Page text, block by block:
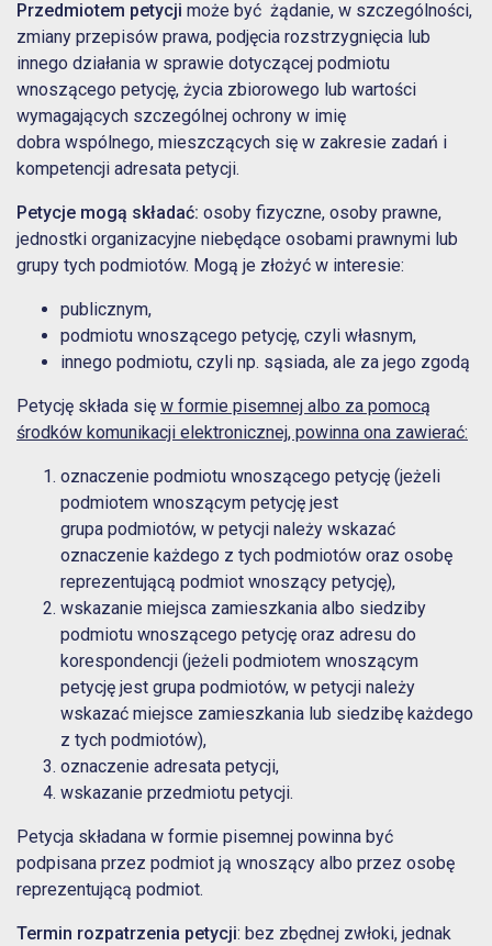
Przedmiotem petycji może być żądanie, w szczególności,
zmiany przepisów prawa, podjęcia rozstrzygnięcia lub
innego działania w sprawie dotyczącej podmiotu
wnoszącego petycję, życia zbiorowego lub wartości
wymagających szczególnej ochrony w imię
dobra wspólnego, mieszczących się w zakresie zadań i
kompetencji adresata petycji.
Petycje mogą składać: osoby fizyczne, osoby prawne,
jednostki organizacyjne niebędące osobami prawnymi lub
grupy tych podmiotów. Mogą je złożyć w interesie:
publicznym,
podmiotu wnoszącego petycję, czyli własnym,
innego podmiotu, czyli np. sąsiada, ale za jego zgodą
Petycję składa się w formie pisemnej albo za pomocą
środków komunikacji elektronicznej, powinna ona zawierać:
oznaczenie podmiotu wnoszącego petycję (jeżeli
podmiotem wnoszącym petycję jest
grupa podmiotów, w petycji należy wskazać
oznaczenie każdego z tych podmiotów oraz osobę
reprezentującą podmiot wnoszący petycję),
wskazanie miejsca zamieszkania albo siedziby
podmiotu wnoszącego petycję oraz adresu do
korespondencji (jeżeli podmiotem wnoszącym
petycję jest grupa podmiotów, w petycji należy
wskazać miejsce zamieszkania lub siedzibę każdego
z tych podmiotów),
oznaczenie adresata petycji,
wskazanie przedmiotu petycji.
Petycja składana w formie pisemnej powinna być
podpisana przez podmiot ją wnoszący albo przez osobę
reprezentującą podmiot.
Termin rozpatrzenia petycji: bez zbędnej zwłoki, jednak